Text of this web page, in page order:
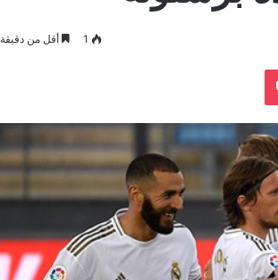
1 أقل من دقيقة
‫Pocket